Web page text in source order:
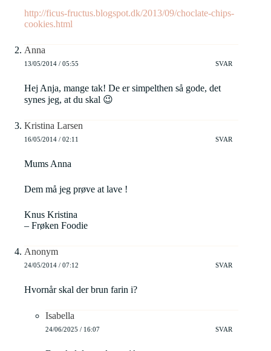
http://ficus-fructus.blogspot.dk/2013/09/choclate-chips-
cookies.html
Anna
13/05/2014 / 05:55 SVAR
Hej Anja, mange tak! De er simpelthen så gode, det
synes jeg, at du skal 😉
Kristina Larsen
16/05/2014 / 02:11 SVAR
Mums Anna
Dem må jeg prøve at lave !
Knus Kristina
– Frøken Foodie
Anonym
24/05/2014 / 07:12 SVAR
Hvornår skal der brun farin i?
Isabella
24/06/2025 / 16:07 SVAR